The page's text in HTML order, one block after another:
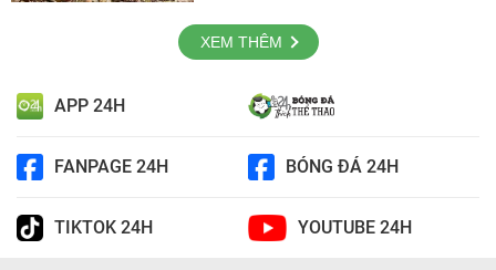
XEM THÊM
APP 24H
FANPAGE 24H BÓNG ĐÁ 24H
TIKTOK 24H YOUTUBE 24H